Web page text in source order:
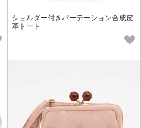
ショルダー付きパーテーション合成皮
革トート